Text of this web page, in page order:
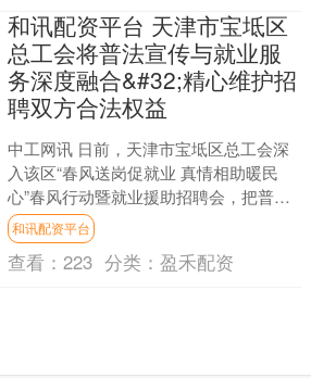
和讯配资平台 天津市宝坻区
总工会将普法宣传与就业服
务深度融合&#32;精心维护招
聘双方合法权益
中工网讯 日前，天津市宝坻区总工会深
入该区“春风送岗促就业 真情相助暖民
心”春风行动暨就业援助招聘会，把普法
宣传与就业服务深度融合，为广大求职
者和企业送上工会暖....
和讯配资平台
查看：223 分类：盈禾配资